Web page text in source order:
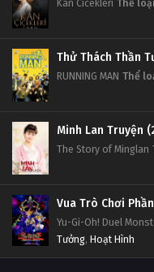
Kan Cicekleri Thể loại
Thử Thách Thần
RUNNING MAN Thể
Minh Lan Truyện
The Story of Minglan
Yu-Gi-Oh! Duel
Tưởng, Hoạt Hình